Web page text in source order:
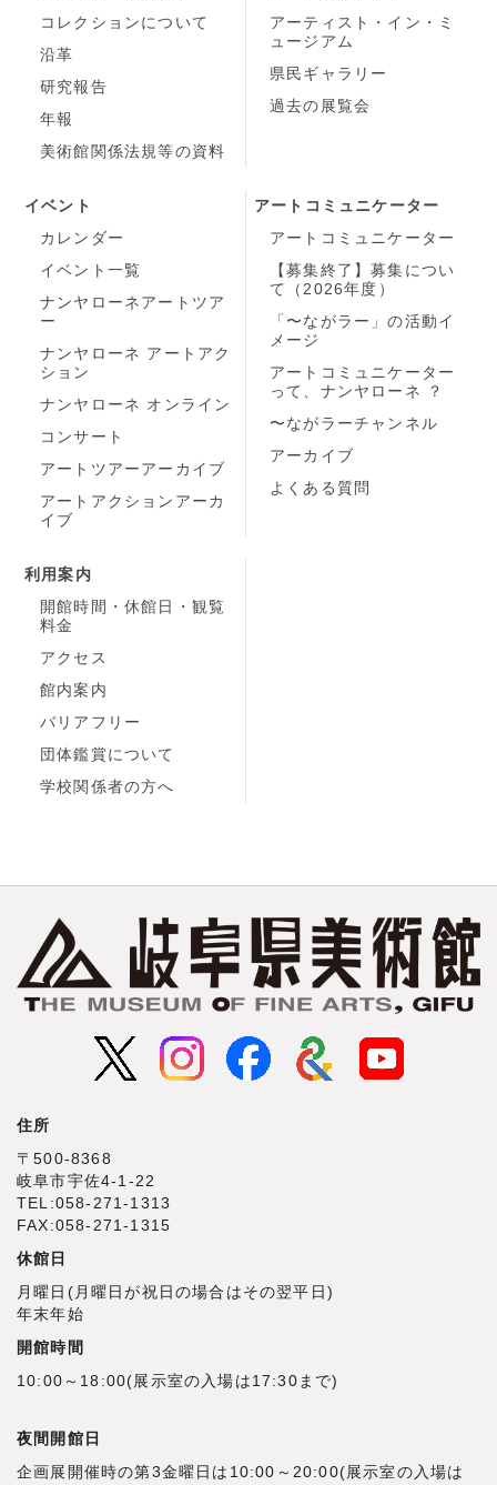
コレクションについて
沿革
研究報告
年報
美術館関係法規等の資料
アーティスト・イン・ミ
ュージアム
県民ギャラリー
過去の展覧会
イベント
カレンダー
イベント一覧
ナンヤローネアートツア
ー
ナンヤローネ アートアク
ション
ナンヤローネ オンライン
コンサート
アートツアーアーカイブ
アートアクションアーカ
イブ
アートコミュニケーター
アートコミュニケーター
【募集終了】募集につい
て（2026年度）
「〜ながラー」の活動イ
メージ
アートコミュニケーター
って、ナンヤローネ ？
〜ながラーチャンネル
アーカイブ
よくある質問
利用案内
開館時間・休館日・観覧
料金
アクセス
館内案内
バリアフリー
団体鑑賞について
学校関係者の方へ
住所
〒500‐8368
岐阜市宇佐4‐1‐22
TEL:058-271-1313
FAX:058-271-1315
休館日
月曜日(月曜日が祝日の場合はその翌平日)
年末年始
開館時間
10:00～18:00(展示室の入場は17:30まで)
夜間開館日
企画展開催時の第3金曜日は10:00～20:00(展示室の入場は